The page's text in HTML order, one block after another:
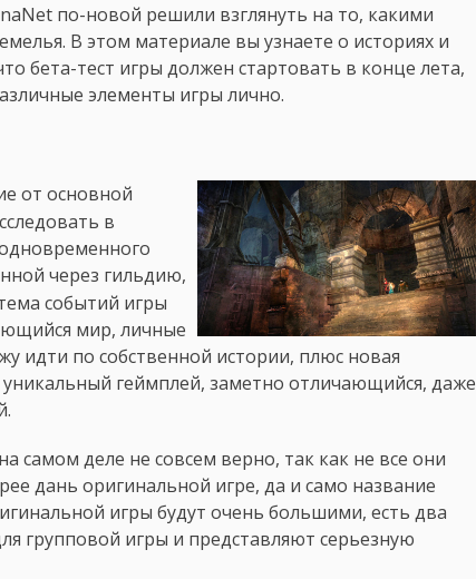
по-новой решили взглянуть на то, какими
В этом материале вы узнаете о историях и
бета-тест игры должен стартовать в конце лета,
элементы игры лично.
от основной
в
через гильдию,
событий игры
мир, личные
идти по собственной истории, плюс новая
уникальный геймплей, заметно отличающийся, даже
самом деле не совсем верно, так как не все они
дань оригинальной игре, да и само название
игры будут очень большими, есть два
групповой игры и представляют серьезную